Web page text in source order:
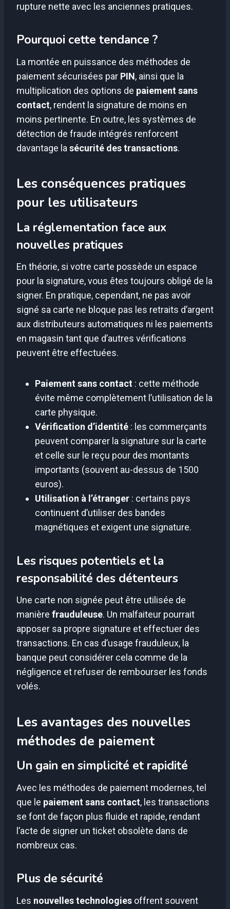
rupture nette avec les anciennes pratiques.
Pourquoi cette tendance ?
La montée en puissance des méthodes de
paiement sécurisées par PIN, ainsi que la
multiplication des options de paiement sans
contact, rendent la signature de moins en
moins pertinente. En outre, les systèmes de
détection de fraude intégrés renforcent
davantage la sécurité des transactions.
Les conséquences pratiques
pour les utilisateurs
La réglementation face aux
nouvelles pratiques
En théorie, si votre carte possède un espace
pour la signature, vous êtes toujours obligé de la
signer. En pratique, cependant, ne pas avoir
signé sa carte ne bloque pas les retraits d’argent
aux distributeurs automatiques ni les paiements
en magasin tant que d’autres vérifications
peuvent être effectuées.
Paiement sans contact : cette méthode
évite même complètement l’utilisation de la
carte physique.
Vérification d’identité : les commerçants
peuvent comparer la signature sur la carte
et celle sur le reçu pour des montants
importants (souvent au-dessus de 1500
euros).
Utilisation à l’étranger : certains pays
continuent d’utiliser des bandes
magnétiques et exigent une signature.
Les risques potentiels et la
responsabilité des détenteurs
Une carte non signée peut être utilisée de
manière frauduleuse. Un malfaiteur pourrait
apposer sa propre signature et effectuer des
transactions. En cas d’usage frauduleux, la
banque peut considérer cela comme de la
négligence et refuser de rembourser les fonds
volés.
Les avantages des nouvelles
méthodes de paiement
Un gain en simplicité et rapidité
Avec les méthodes de paiement modernes, tel
que le paiement sans contact, les transactions
se font de façon plus fluide et rapide, rendant
l’acte de signer un ticket obsolète dans de
nombreux cas.
Plus de sécurité
Les nouvelles technologies offrent souvent